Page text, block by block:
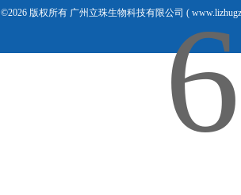
©2026 版权所有 广州立珠生物科技有限公司 (